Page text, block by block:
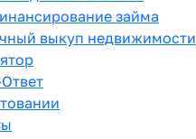
займа
выкуп недвижимости